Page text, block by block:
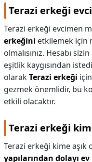
Terazi erkeği
Terazi erkeği evcimen
erkeğini etkilemek için
olmalısınız. Hesabı
eşitlik kaygısından
olarakTerazi erkeği
gezmek önemlidir, bu
etkili olacaktır.
Terazi erkeği
Terazi erkeği kime aşık
yapılarından dolayı